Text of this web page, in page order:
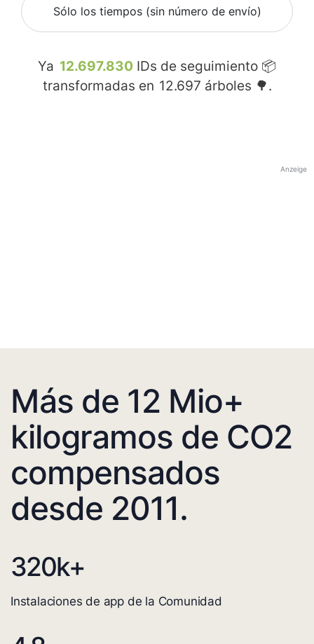
Sólo los tiempos (sin número de envío)
Ya 12.697.830 IDs de seguimiento 📦
transformadas en 12.697 árboles 🌳.
Anzeige
Más de 12 Mio+
kilogramos de CO2
compensados
desde 2011.
320k+
Instalaciones de app de la Comunidad